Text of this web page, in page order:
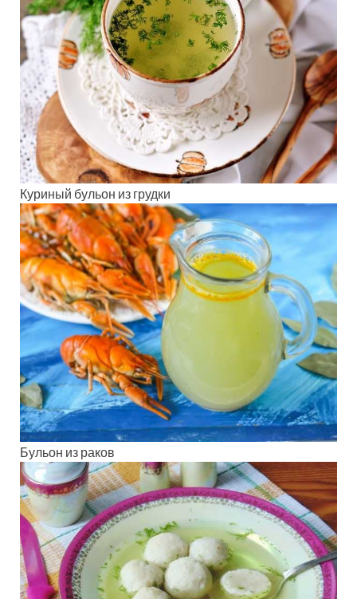
Куриный бульон из грудки
Бульон из раков